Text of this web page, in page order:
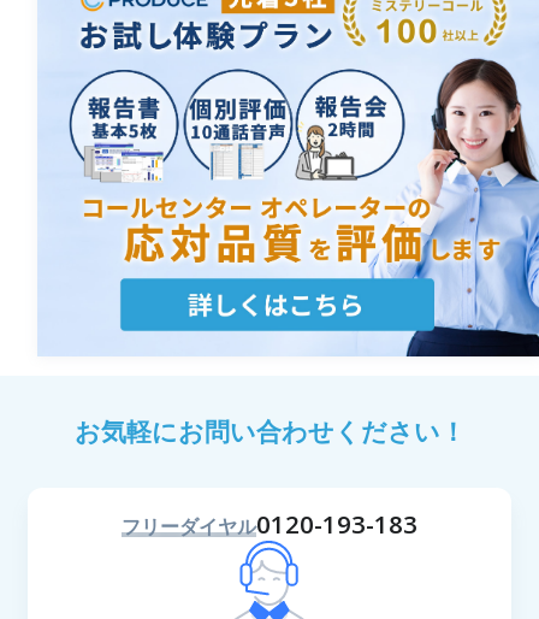
お気軽にお問い合わせください！
フリーダイヤル0120-193-183